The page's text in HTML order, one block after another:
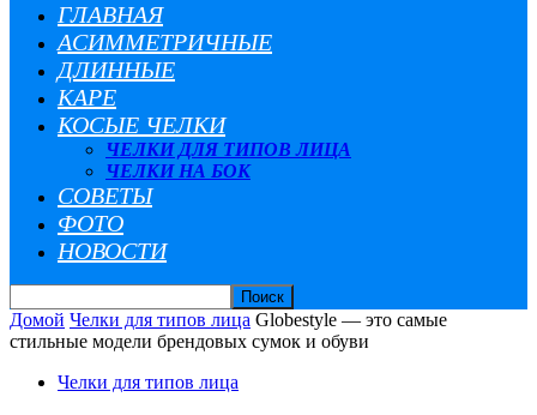
ГЛАВНАЯ
АСИММЕТРИЧНЫЕ
ДЛИННЫЕ
КАРЕ
КОСЫЕ ЧЕЛКИ
ЧЕЛКИ ДЛЯ ТИПОВ ЛИЦА
ЧЕЛКИ НА БОК
СОВЕТЫ
ФОТО
НОВОСТИ
Домой Челки для типов лица Globestyle — это самые
стильные модели брендовых сумок и обуви
Челки для типов лица